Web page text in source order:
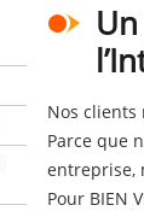
Nos clients
Parce que
entreprise,
Pour BIEN